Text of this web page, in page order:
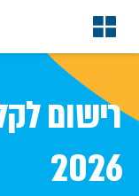
2026